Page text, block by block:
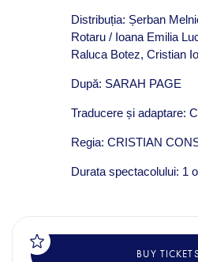
Distribuția: Șerban
Rotaru / Ioana Emilia
Raluca Botez, Cristian
După: SARAH PAGE
Traducere și adaptare:
Regia: CRISTIAN
Durata spectacolului: 1
BUY TICKETS